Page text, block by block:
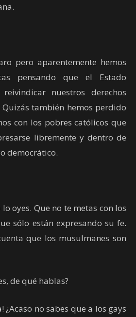
pero aparentemente hemos
pensando que el Estado
nuestros derechos
también hemos perdido
con los pobres católicos que
libremente y dentro de
democrático.
oyes. Que no te metas con los
sólo están expresando su fe.
que los musulmanes son
de qué hablas?
¿Acaso no sabes que a los gays